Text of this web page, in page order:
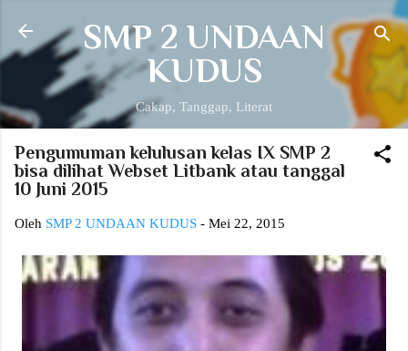
Langsung ke konten utama
SMP 2 UNDAAN
KUDUS
Cakap, Tanggap, Literat
Pengumuman kelulusan kelas IX SMP 2
bisa dilihat Webset Litbank atau tanggal
10 Juni 2015
Oleh SMP 2 UNDAAN KUDUS - Mei 22, 2015